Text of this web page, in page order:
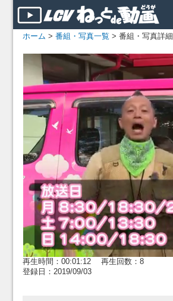
ホーム > 番組・写真一覧 > 番組・写真詳細
再生時間：00:01:12 再生回数：8
登録日：2019/09/03